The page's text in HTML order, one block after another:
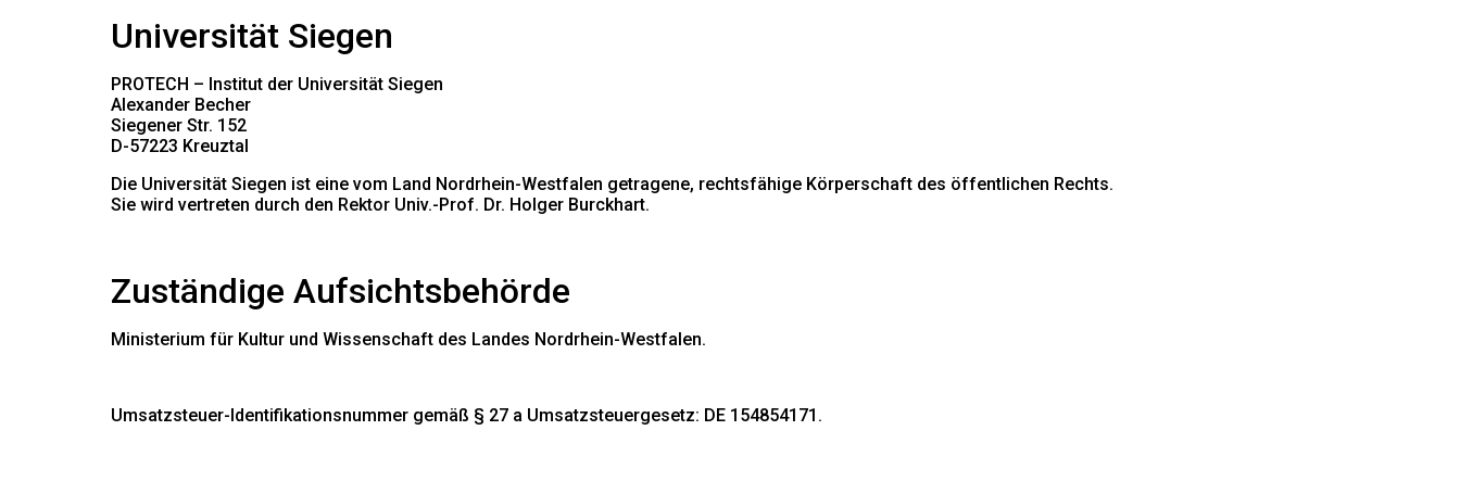
Universität Siegen
PROTECH – Institut der Universität Siegen
Alexander Becher
Siegener Str. 152
D-57223 Kreuztal
Die Universität Siegen ist eine vom Land Nordrhein-Westfalen getragene, rechtsfähige Körperschaft des öffentlichen Rechts.
Sie wird vertreten durch den Rektor Univ.-Prof. Dr. Holger Burckhart.
Zuständige Aufsichtsbehörde
Ministerium für Kultur und Wissenschaft des Landes Nordrhein-Westfalen.
Umsatzsteuer-Identifikationsnummer gemäß § 27 a Umsatzsteuergesetz: DE 154854171.